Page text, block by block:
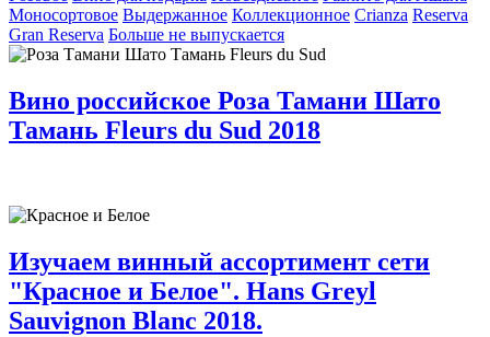
Моносортовое Выдержанное Коллекционное Crianza Reserva
Gran Reserva Больше не выпускается
Вино российское Роза Тамани Шато
Тамань Fleurs du Sud 2018
Изучаем винный ассортимент сети
"Красное и Белое". Hans Greyl
Sauvignon Blanc 2018.